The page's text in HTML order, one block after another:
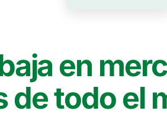
en
de todo el